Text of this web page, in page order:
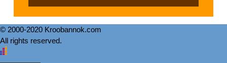
© 2000-2020 Kroobannok.com
All rights reserved.